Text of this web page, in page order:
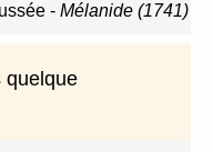
- Mélanide (1741)
quelque